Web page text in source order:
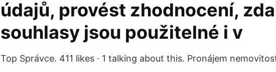
údajů, provést zhodnocení,
souhlasy jsou použitelné i v
Top Správce. 411 likes · 1 talking about this. Pronájem